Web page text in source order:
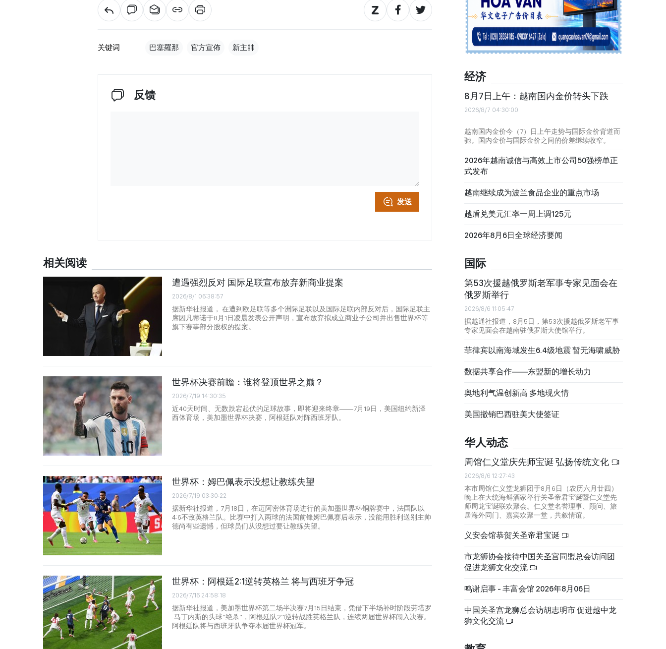
关键词 巴塞羅那 官方宣佈 新主帥
反馈
发送
相关阅读
遭遇强烈反对 国际足联宣布放弃新商业提案
2026/8/1 06:38:57
据新华社报道， 在遭到欧足联等多个洲际足联以及国际足联内部反对后，国际足联主
席因凡蒂诺于8月1日凌晨发表公开声明，宣布放弃拟成立商业子公司并出售世界杯等
旗下赛事部分股权的提案。
世界杯决赛前瞻：谁将登顶世界之巅？
2026/7/19 14:30:35
近40天时间、无数跌宕起伏的足球故事，即将迎来终章——7月19日，美国纽约新泽
西体育场，美加墨世界杯决赛，阿根廷队对阵西班牙队。
世界杯：姆巴佩表示没想让教练失望
2026/7/19 03:30:22
据新华社报道，7月18日，在迈阿密体育场进行的美加墨世界杯铜牌赛中，法国队以
4:6不敌英格兰队。比赛中打入两球的法国前锋姆巴佩赛后表示，没能用胜利送别主帅
德尚有些遗憾，但球员们从没想过要让教练失望。
世界杯：阿根廷2:1逆转英格兰 将与西班牙争冠
2026/7/16 24:58:18
据新华社报道，美加墨世界杯第二场半决赛7月15日结束，凭借下半场补时阶段劳塔罗
·马丁内斯的头球“绝杀”，阿根廷队2:1逆转战胜英格兰队，连续两届世界杯闯入决赛。
阿根廷队将与西班牙队争夺本届世界杯冠军。
经济
8月7日上午：越南国内金价转头下跌
2026/8/7 04:30:00
越南国内金价今（7）日上午走势与国际金价背道而
驰。国内金价与国际金价之间的价差继续收窄。
2026年越南诚信与高效上市公司50强榜单正
式发布
越南继续成为波兰食品企业的重点市场
越盾兑美元汇率一周上调125元
2026年8月6日全球经济要闻
国际
第53次援越俄罗斯老军事专家见面会在
俄罗斯举行
2026/8/6 11:05:47
据越通社报道，8月5日，第53次援越俄罗斯老军事
专家见面会在越南驻俄罗斯大使馆举行。
菲律宾以南海域发生6.4级地震 暂无海啸威胁
数据共享合作——东盟新的增长动力
奥地利气温创新高 多地现火情
美国撤销巴西驻美大使签证
华人动态
周馆仁义堂庆先师宝诞 弘扬传统文化
2026/8/6 12:27:43
本市周馆仁义堂龙狮团于8月6日（农历六月廿四）
晚上在大统海鲜酒家举行关圣帝君宝诞暨仁义堂先
师周龙宝诞联欢聚会。仁义堂名誉理事、顾问、旅
居海外同门、嘉宾欢聚一堂，共叙情谊。
义安会馆恭贺关圣帝君宝诞
市龙狮协会接待中国关圣宫同盟总会访问团
促进龙狮文化交流
鸣谢启事 - 丰富会馆 2026年8月06日
中国关圣宫龙狮总会访胡志明市 促进越中龙
狮文化交流